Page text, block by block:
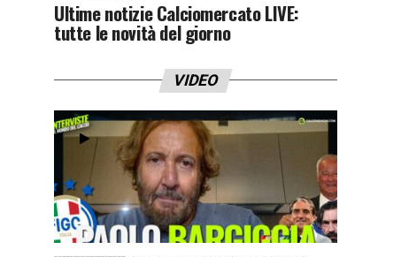
Ultime notizie Calciomercato LIVE:
tutte le novità del giorno
VIDEO